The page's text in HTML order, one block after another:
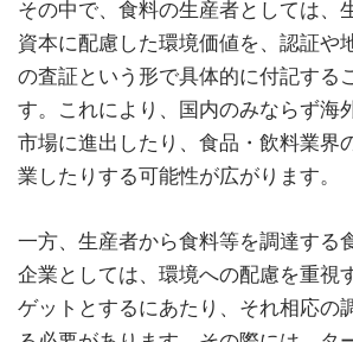
その中で、食料の生産者としては、
資本に配慮した環境価値を、認証や
の査証という形で具体的に付記する
す。これにより、国内のみならず海
市場に進出したり、食品・飲料業界
業したりする可能性が広がります。
一方、生産者から食料等を調達する
企業としては、環境への配慮を重視
ゲットとするにあたり、それ相応の